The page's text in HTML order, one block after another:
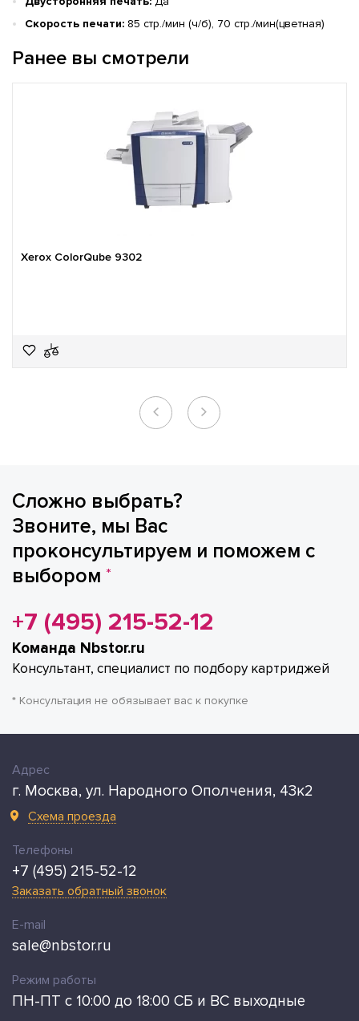
Скорость печати: 85 стр./мин (ч/б), 70 стр./мин(цветная)
Ранее вы смотрели
Xerox ColorQube 9302
Сложно выбрать?
Звоните, мы Вас
проконсультируем и поможем с
выбором *
+7 (495) 215-52-12
Команда Nbstor.ru
Консультант, специалист по подбору картриджей
* Консультация не обязывает вас к покупке
Адрес
г. Москва, ул. Народного Ополчения, 43к2
Схема проезда
Телефоны
+7 (495) 215-52-12
Заказать обратный звонок
E-mail
sale@nbstor.ru
Режим работы
ПН-ПТ с 10:00 до 18:00 СБ и ВС выходные